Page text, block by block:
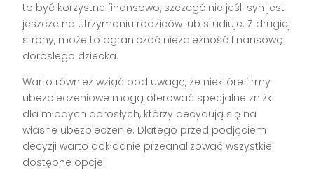
to być korzystne finansowo, szczególnie jeśli syn jest
jeszcze na utrzymaniu rodziców lub studiuje. Z drugiej
strony, może to ograniczać niezależność finansową
dorosłego dziecka.
Warto również wziąć pod uwagę, że niektóre firmy
ubezpieczeniowe mogą oferować specjalne zniżki
dla młodych dorosłych, którzy decydują się na
własne ubezpieczenie. Dlatego przed podjęciem
decyzji warto dokładnie przeanalizować wszystkie
dostępne opcje.